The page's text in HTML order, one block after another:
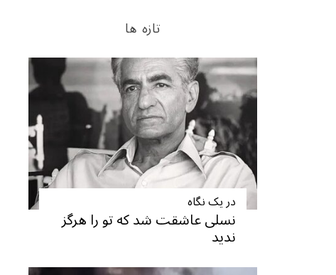
تازه ها
در یک نگاه
نسلی عاشقت شد که تو را هرگز
ندید